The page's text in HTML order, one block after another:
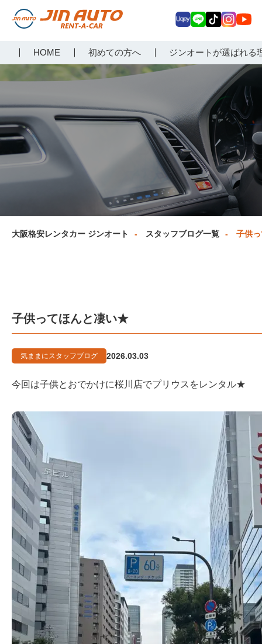
らジンオートレンタカー
HOME 初めての方へ ジンオートが選ばれる
ey E
Tokagr
am
uT
ub
大阪格安レンタカー ジンオート スタッフブログ一覧 子供
子供ってほんと凄い★
気ままにスタッフブログ 2026.03.03
今回は子供とおでかけに桜川店でプリウスをレンタル★